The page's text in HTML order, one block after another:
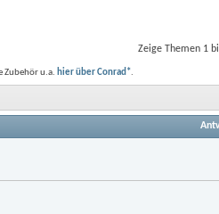
Zeige Themen 1
Zubehör u.a. hier über Conrad*.